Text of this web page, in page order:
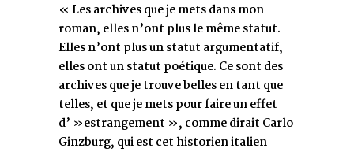
« Les archives que je mets dans mon
roman, elles n’ont plus le même statut.
Elles n’ont plus un statut argumentatif,
elles ont un statut poétique. Ce sont des
archives que je trouve belles en tant que
telles, et que je mets pour faire un effet
d’ »estrangement », comme dirait Carlo
Ginzburg, qui est cet historien italien